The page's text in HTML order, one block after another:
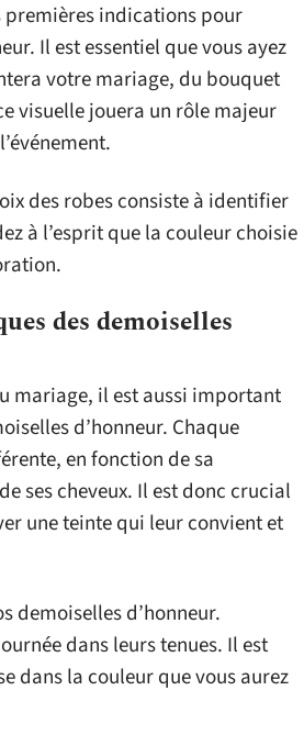
premières indications pour
Il est essentiel que vous ayez
votre mariage, du bouquet
visuelle jouera un rôle majeur
des robes consiste à identifier
à l’esprit que la couleur choisie
des demoiselles
mariage, il est aussi important
d’honneur. Chaque
en fonction de sa
ses cheveux. Il est donc crucial
une teinte qui leur convient et
demoiselles d’honneur.
dans leurs tenues. Il est
dans la couleur que vous aurez